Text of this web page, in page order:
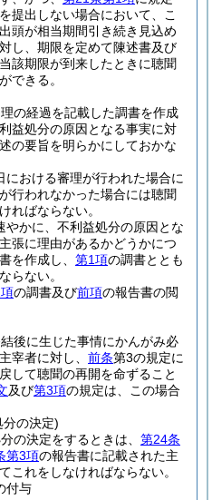
提出しない場合において、こ
頭が相当期間引き続き見込め
し、期限を定めて陳述書及び
該期限が到来したときに聴聞
できる。
の経過を記載した調書を作成
益処分の原因となる事実に対
の要旨を明らかにしておかな
における審理が行われた場合に
行われなかった場合には聴聞
ればならない。
やかに、不利益処分の原因とな
張に理由があるかどうかにつ
を作成し、 第1項の調書ととも
らない。
の調書及び前項の報告書の閲
後に生じた事情にかんがみ必
宰者に対し、 前条第3の規定に
して聴聞の再開を命ずること
及び第3項の規定は、この場合
の決定)
の決定をするときは、 第24条
第3項の報告書に記載された主
これをしなければならない。
付与